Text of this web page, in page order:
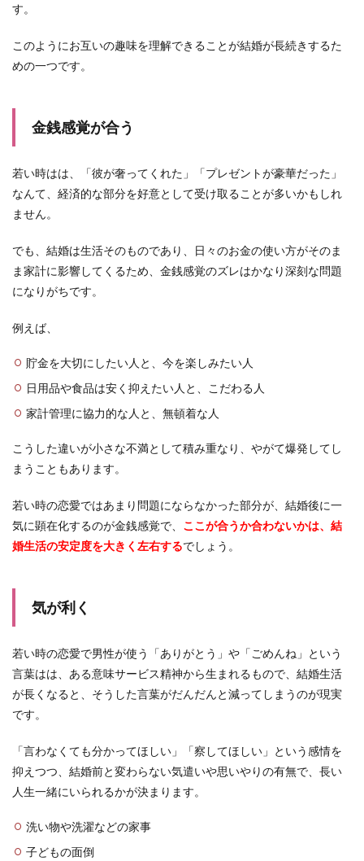
す。
このようにお互いの趣味を理解できることが結婚が長続きするた
めの一つです。
金銭感覚が合う
若い時はは、「彼が奢ってくれた」「プレゼントが豪華だった」
なんて、経済的な部分を好意として受け取ることが多いかもしれ
ません。
でも、結婚は生活そのものであり、日々のお金の使い方がそのま
ま家計に影響してくるため、金銭感覚のズレはかなり深刻な問題
になりがちです。
例えば、
貯金を大切にしたい人と、今を楽しみたい人
日用品や食品は安く抑えたい人と、こだわる人
家計管理に協力的な人と、無頓着な人
こうした違いが小さな不満として積み重なり、やがて爆発してし
まうこともあります。
若い時の恋愛ではあまり問題にならなかった部分が、結婚後に一
気に顕在化するのが金銭感覚で、 ここが合うか合わないかは、結
婚生活の安定度を大きく左右するでしょう。
気が利く
若い時の恋愛で男性が使う「ありがとう」や「ごめんね」という
言葉はは、ある意味サービス精神から生まれるもので、結婚生活
が長くなると、そうした言葉がだんだんと減ってしまうのが現実
です。
「言わなくても分かってほしい」「察してほしい」という感情を
抑えつつ、結婚前と変わらない気遣いや思いやりの有無で、長い
人生一緒にいられるかが決まります。
洗い物や洗濯などの家事
子どもの面倒